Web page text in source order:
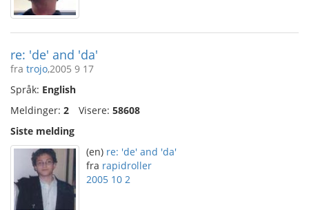
re: 'de' and 'da'
fra trojo,2005 9 17
Språk: English
Meldinger: 2 Visere: 58608
Siste melding
(en) re: 'de' and 'da'
fra rapidroller
2005 10 2